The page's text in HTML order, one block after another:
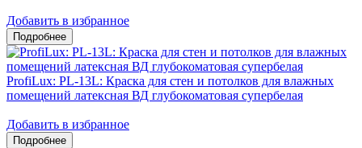
Добавить в избранное
ProfiLux: PL-13L: Краска для стен и потолков для влажных
помещений латексная ВД глубокоматовая супербелая
Добавить в избранное